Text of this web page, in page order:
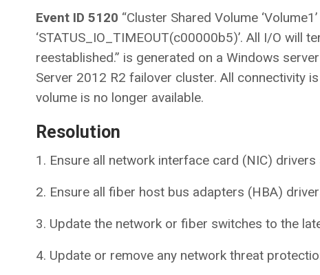
Event ID 5120 “Cluster Shared Volume
‘STATUS_IO_TIMEOUT(c00000b5)’. All I/O will
reestablished.” is generated on a Windows
Server 2012 R2 failover cluster. All connectivity
volume is no longer available.
Resolution
1. Ensure all network interface card (NIC)
2. Ensure all fiber host bus adapters (HBA)
3. Update the network or fiber switches to the
4. Update or remove any network threat